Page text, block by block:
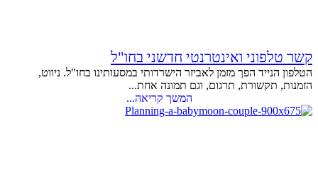
קשר טלפוני ואינטרנטי חדשני בחו"ל
הטלפון הנייד הפך מזמן לאביזר הישרדותי במסעותינו בחו"ל. ניווט,
הזמנות, תקשורת, תרגום, וגם תמונה אחת...
המשך קריאה...